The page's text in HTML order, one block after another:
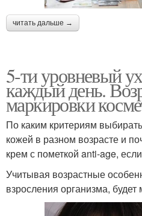
читать дальше →
5-ти уровневый
каждый день.
маркировки
По каким критериям
кожей в разном возрасте и
крем с пометкой anti-age,
Учитывая возрастные
взросления организма,